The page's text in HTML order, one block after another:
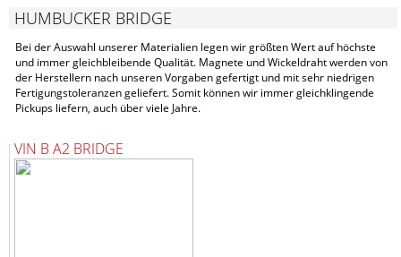
HUMBUCKER BRIDGE
Bei der Auswahl unserer Materialien legen wir größten Wert auf höchste
und immer gleichbleibende Qualität. Magnete und Wickeldraht werden von
der Herstellern nach unseren Vorgaben gefertigt und mit sehr niedrigen
Fertigungstoleranzen geliefert. Somit können wir immer gleichklingende
Pickups liefern, auch über viele Jahre.
VIN B A2 BRIDGE